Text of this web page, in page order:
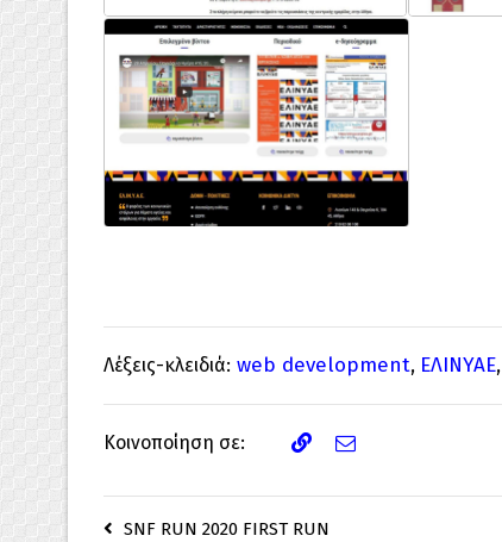
Λέξεις-κλειδιά: web development, ΕΛΙΝΥΑΕ,
Κοινοποίηση σε:
SNF RUN 2020 FIRST RUN